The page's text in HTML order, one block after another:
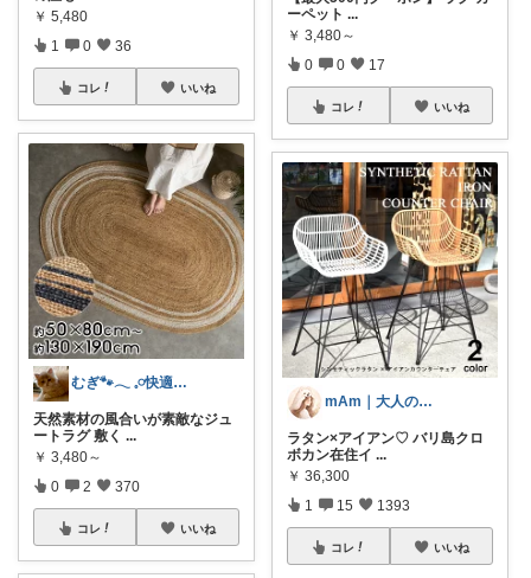
￥ 5,480
1 0 36
コレ いいね
むぎ🐾‪𓂃 𓈒𓏸快適な寝具紹介
天然素材の風合いが素敵なジュ
ートラグ 敷く ...
￥ 3,480～
0 2 370
コレ いいね
ーペット ...
￥ 3,480～
0 0 17
コレ いいね
mAm｜大人のご褒美セレクト
ラタン×アイアン♡ バリ島クロ
ボカン在住イ ...
￥ 36,300
1 15 1393
コレ いいね